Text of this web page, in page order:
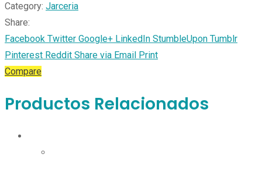
Category: Jarceria
Share:
Facebook Twitter Google+ LinkedIn StumbleUpon Tumblr
Pinterest Reddit Share via Email Print
Compare
Productos Relacionados